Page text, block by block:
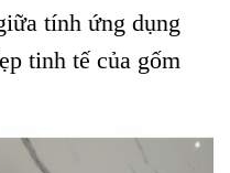
tính ứng dụng
tinh tế của gốm